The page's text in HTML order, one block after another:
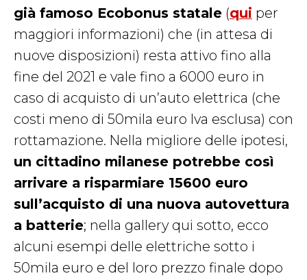
già famoso Ecobonus statale (qui per
maggiori informazioni) che (in attesa di
nuove disposizioni) resta attivo fino alla
fine del 2021 e vale fino a 6000 euro in
caso di acquisto di un’auto elettrica (che
costi meno di 50mila euro Iva esclusa) con
rottamazione. Nella migliore delle ipotesi,
un cittadino milanese potrebbe così
arrivare a risparmiare 15600 euro
sull’acquisto di una nuova autovettura
a batterie; nella gallery qui sotto, ecco
alcuni esempi delle elettriche sotto i
50mila euro e del loro prezzo finale dopo